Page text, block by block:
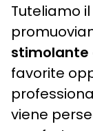
Tuteliamo
stimolante
favorite
viene